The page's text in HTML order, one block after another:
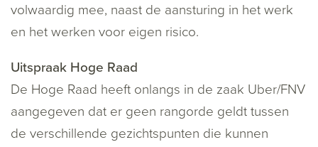
volwaardig mee, naast de aansturing in het werk
en het werken voor eigen risico.
Uitspraak Hoge Raad
De Hoge Raad heeft onlangs in de zaak Uber/FNV
aangegeven dat er geen rangorde geldt tussen
de verschillende gezichtspunten die kunnen